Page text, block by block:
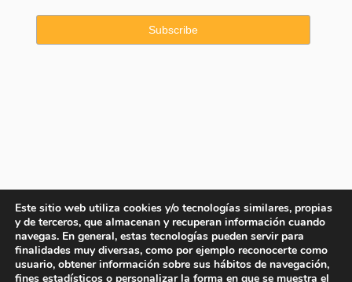
Este sitio web utiliza cookies y/o tecnologías similares, propias
y de terceros, que almacenan y recuperan información cuando
navegas. En general, estas tecnologías pueden servir para
finalidades muy diversas, como por ejemplo reconocerte como
usuario, obtener información sobre sus hábitos de navegación,
fines estadísticos o personalizar la forma en que se muestra el